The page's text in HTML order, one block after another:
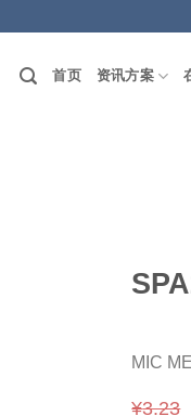
首页 资讯方案
MIC
¥3.23